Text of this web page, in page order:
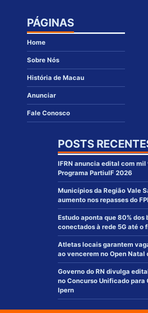
PÁGINAS
Home
Sobre Nós
História de Macau
Anunciar
Fale Conosco
POSTS
IFRN anuncia edital com mil
Programa PartiuIF 2026
Municípios da Região Vale
aumento nos repasses do
Estudo aponta que 80%
conectados à rede 5G até o
Atletas locais garantem
ao vencerem no Open
Governo do RN divulga
no Concurso Unificado para
Ipern